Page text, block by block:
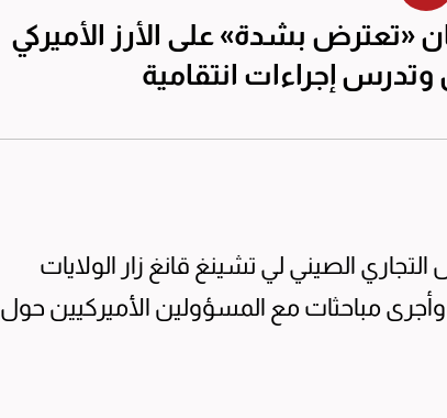
«تعترض بشدة» على الأرز الأميركي
وتدرس إجراءات انتقامية
الصيني لي تشينغ قانغ زار الولايات
من 27 إلى 29 أغسطس، وأجرى مباحثات مع المسؤولين الأميركيين حول